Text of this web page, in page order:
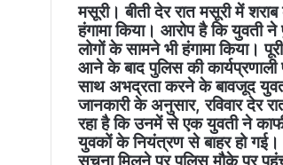
मसूरी। बीती देर रात मसूरी में
हंगामा किया। आरोप है कि युवती
लोगों के सामने भी हंगामा किया।
आने के बाद पुलिस की
साथ अभद्रता करने के बावजूद
जानकारी के अनुसार, रविवार देर
रहा है कि उनमें से एक युवती ने
युवकों के नियंत्रण से बाहर हो
सूचना मिलने पर पुलिस मौके पर